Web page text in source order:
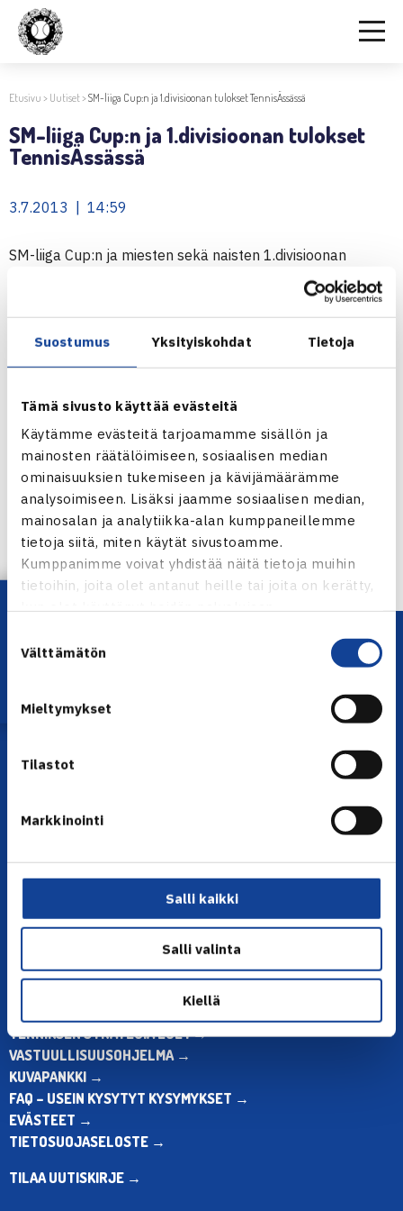
Suostumus Yksityiskohdat Tietoja
Tämä sivusto käyttää evästeitä
Käytämme evästeitä tarjoamamme sisällön ja
mainosten räätälöimiseen, sosiaalisen median
ominaisuuksien tukemiseen ja kävijämäärämme
analysoimiseen. Lisäksi jaamme sosiaalisen median,
mainosalan ja analytiikka-alan kumppaneillemme
tietoja siitä, miten käytät sivustoamme.
Kumppanimme voivat yhdistää näitä tietoja muihin
tietoihin, joita olet antanut heille tai joita on kerätty,
valinta
Välttämätön
Mieltymykset
Tilastot
Markkinointi
Salli kaikki
Salli valinta
Kiellä
Etusivu > Uutiset>SM-liiga Cup:n ja 1.divisioonan tulokset TennisÄssässä
SM-liiga Cup:n ja 1.divisioonan tulokset
TennisÄssässä
3.7.2013 | 14:59
SM-liiga Cup:n ja miesten sekä naisten 1.divisioonan
tulokset löytyvät viikonlopun aikana tennisässästä
Ottelut verkossa
Jaa:
← Edellinen
Seuraava uutinen: Pajulahden ITF-turnauksen
keskiviikon… →
Lataa OmaTennis!
YHTEYSTIEDOT
Olympiastadion, Paavo Nurmen tie 1, 00250 Helsinki
Puh. 010 574 3959
ma-pe klo 10.00-12.00
Muina aikoina olkaa yhteydessä
sähköpostitse: toimisto@tennis.fi
KAIKKI YHTEYSTIEDOT →
TENNIKSEN STRATEGIA 2024 →
VASTUULLISUUSOHJELMA →
KUVAPANKKI →
FAQ – USEIN KYSYTYT KYSYMYKSET →
EVÄSTEET →
TIETOSUOJASELOSTE →
TILAA UUTISKIRJE →